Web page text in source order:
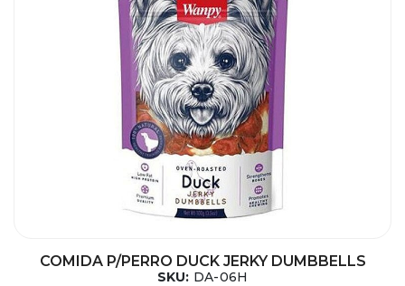
COMIDA P/PERRO DUCK JERKY DUMBBELLS
SKU: DA-06H